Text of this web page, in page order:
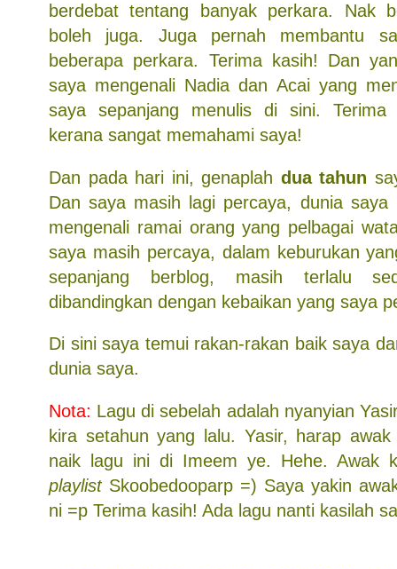
berdebat tentang banyak perkara. Nak
boleh juga. Juga pernah membantu
beberapa perkara. Terima kasih! Dan
saya mengenali Nadia dan Acai yang
saya sepanjang menulis di sini. Terima
kerana sangat memahami saya!
Dan pada hari ini, genaplah dua tahun
Dan saya masih lagi percaya, dunia saya
mengenali ramai orang yang pelbagai
saya masih percaya, dalam keburukan
sepanjang berblog, masih terlalu
dibandingkan dengan kebaikan yang saya
Di sini saya temui rakan-rakan baik saya
dunia saya.
Nota: Lagu di sebelah adalah nyanyian
kira setahun yang lalu. Yasir, harap
naik lagu ini di Imeem ye. Hehe. Awak
playlistSkoobedooparp =) Saya yakin
ni =p Terima kasih! Ada lagu nanti kasilah